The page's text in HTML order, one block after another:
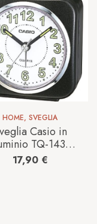
HOME, SVEGLIA
Casio in
TQ-143S-
1EF
17,90 €